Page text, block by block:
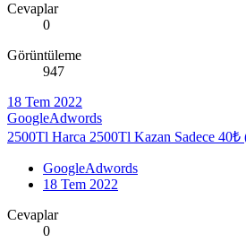
Cevaplar
0
Görüntüleme
947
18 Tem 2022
GoogleAdwords
2500Tl Harca 2500Tl Kazan Sadece 40₺
GoogleAdwords
18 Tem 2022
Cevaplar
0